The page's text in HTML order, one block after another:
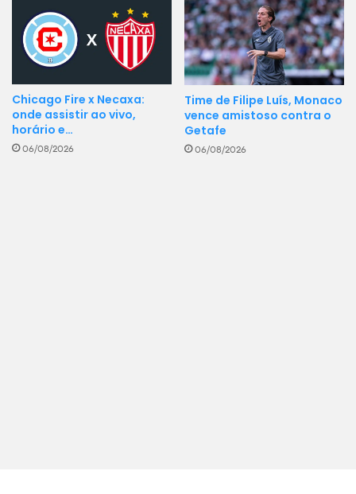
Chicago Fire x Necaxa:
onde assistir ao vivo,
horário e…
06/08/2026
Time de Filipe Luís, Monaco
vence amistoso contra o
Getafe
06/08/2026